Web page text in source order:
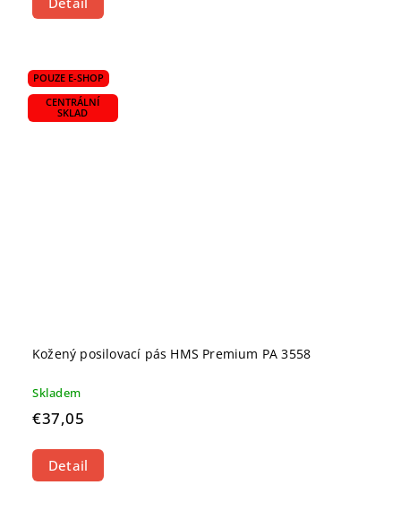
POUZE E-SHOP
CENTRÁLNÍ
SKLAD
Kožený posilovací pás HMS Premium PA 3558
Skladem
€37,05
Detail